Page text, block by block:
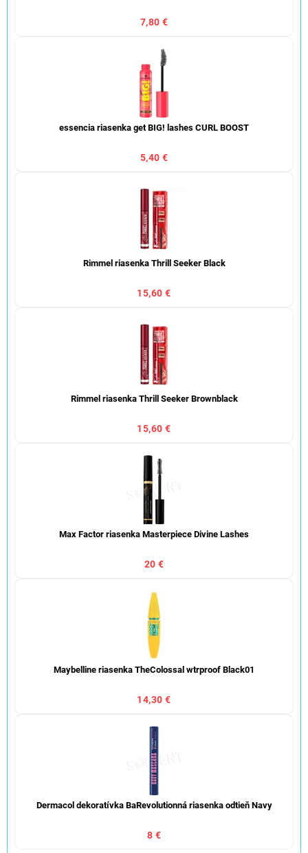
7,80 €
essencia riasenka get BIG! lashes CURL BOOST
5,40 €
Rimmel riasenka Thrill Seeker Black
15,60 €
Rimmel riasenka Thrill Seeker Brownblack
15,60 €
Max Factor riasenka Masterpiece Divine Lashes
20 €
Maybelline riasenka TheColossal wtrproof Black01
14,30 €
Dermacol dekoratívka BaRevolutionná riasenka odtieň Navy
8 €